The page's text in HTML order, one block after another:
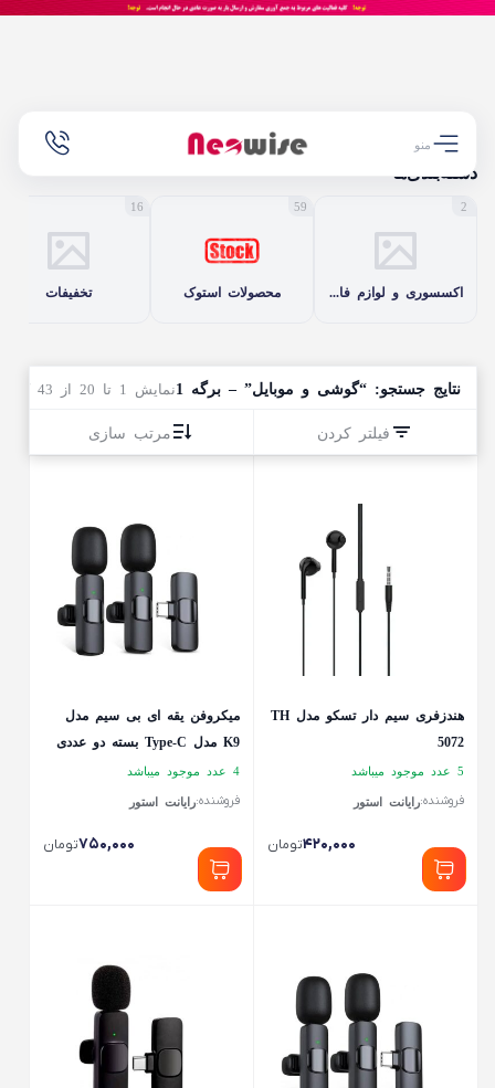
منو خانه /فروشگاه نتیجه جستجو برای “گوشی و موبایل”
دسته‌بندی‌ها
2
59
محصولات استوک
16
تخفیفات
نتایج جستجو: “گوشی و موبایل” – برگه 1 نمایش 1 تا 20 از 43 کالا
فیلتر کردن مرتب سازی
هندزفری سیم دار تسکو مدل TH
5072
5 عدد موجود میباشد
فروشنده:رایانت استور
۴۲۰,۰۰۰تومان
میکروفن یقه ای بی سیم مدل
K9 مدل Type-C بسته دو عددی
4 عدد موجود میباشد
فروشنده:رایانت استور
۷۵۰,۰۰۰تومان